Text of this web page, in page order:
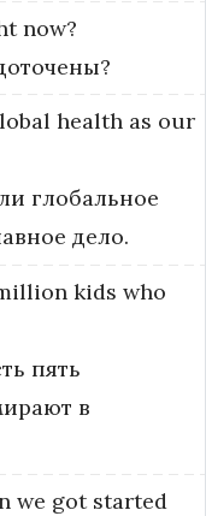
now?
health as our
глобальное
дело.
kids who
пять
в
we got started